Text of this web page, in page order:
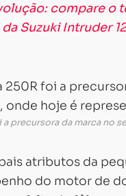
compare o
Suzuki Intruder
precursora da marca no
atributos da
do motor de